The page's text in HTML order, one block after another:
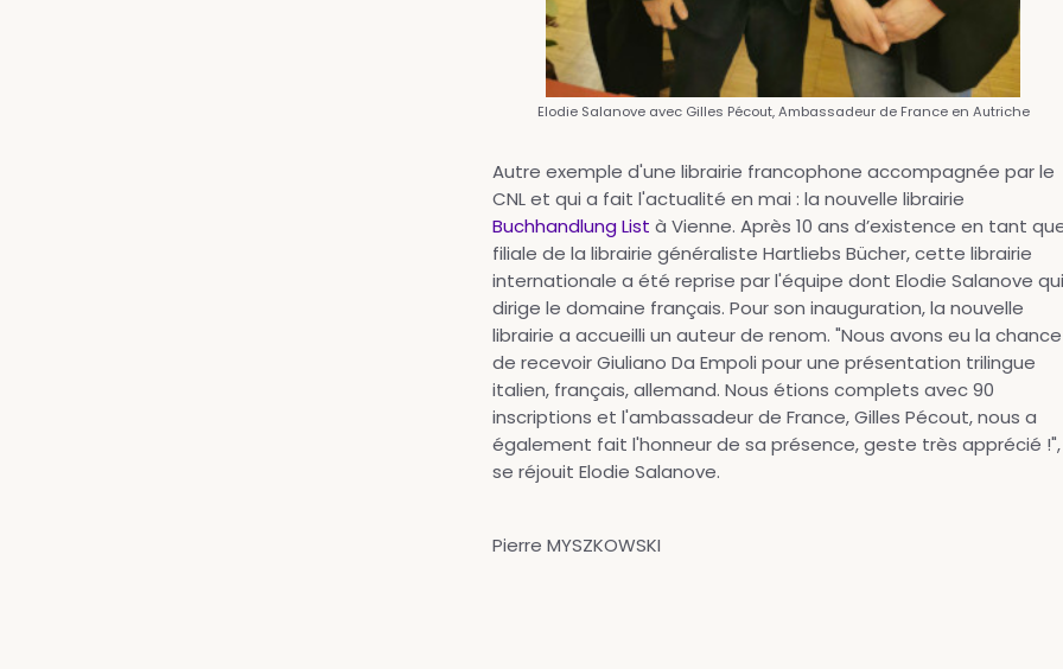
Elodie Salanove avec Gilles Pécout, Ambassadeur de France en Autriche
Autre exemple d'une librairie francophone accompagnée par le
CNL et qui a fait l'actualité en mai : la nouvelle librairie
Buchhandlung List à Vienne. Après 10 ans d’existence en tant
filiale de la librairie généraliste Hartliebs Bücher, cette librairie
internationale a été reprise par l'équipe dont Elodie Salanove qui
dirige le domaine français. Pour son inauguration, la nouvelle
librairie a accueilli un auteur de renom. "Nous avons eu la chance
de recevoir Giuliano Da Empoli pour une présentation trilingue
italien, français, allemand. Nous étions complets avec 90
inscriptions et l'ambassadeur de France, Gilles Pécout, nous a
également fait l'honneur de sa présence, geste très apprécié !",
se réjouit Elodie Salanove.
Pierre MYSZKOWSKI